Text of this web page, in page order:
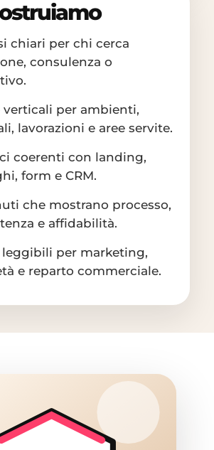
chiari per chi cerca
consulenza o
verticali per ambienti,
lavorazioni e aree servite.
coerenti con landing,
form e CRM.
che mostrano processo,
e affidabilità.
leggibili per marketing,
e reparto commerciale.